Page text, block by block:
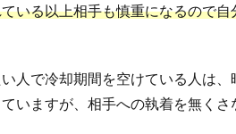
いる以上相手も慎重になるので
人で冷却期間を空けている人は
ていますが、相手への執着を無く